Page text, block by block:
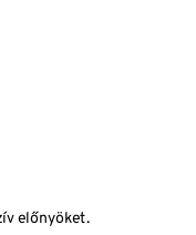
előnyöket.